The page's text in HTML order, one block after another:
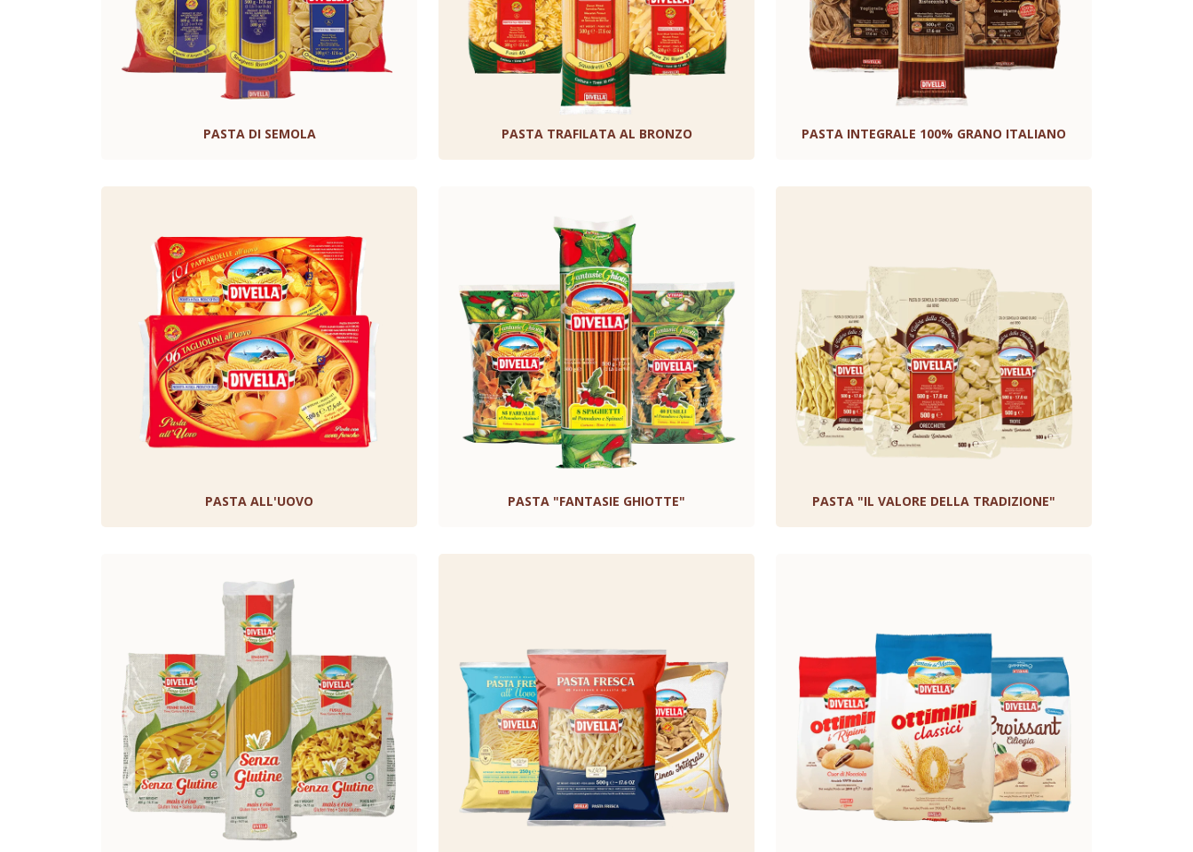
PASTA DI SEMOLA PASTA TRAFILATA AL BRONZO PASTA INTEGRALE 100% GRANO ITALIANO
PASTA ALL'UOVO PASTA "FANTASIE GHIOTTE" PASTA "IL VALORE DELLA TRADIZIONE"